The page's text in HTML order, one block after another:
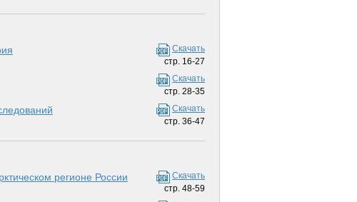
Скачать
стр. 16-27
Скачать
стр. 28-35
Скачать
стр. 36-47
Скачать
регионе России
стр. 48-59